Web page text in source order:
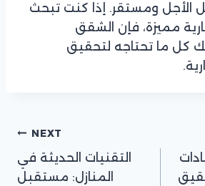
الأجل ومستقر. إذا كنت تبحث
مميزة، فإن الشقق
كل ما تحتاجه لتحقيق
NEXT
التقنيات الحديثة في
المنازل: مستقبل